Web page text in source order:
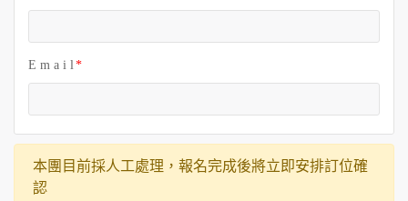
E m a i l
本團目前採人工處理，報名完成後將立即安排訂位確
認